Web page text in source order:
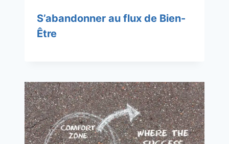
S’abandonner au flux de Bien-
Être